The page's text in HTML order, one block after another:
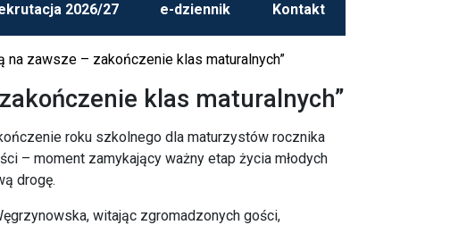
2026/27 e-dziennik Kontakt
na zawsze – zakończenie klas maturalnych”
klas maturalnych”
roku szkolnego dla maturzystów rocznika
– moment zamykający ważny etap życia młodych
drogę.
witając zgromadzonych gości,